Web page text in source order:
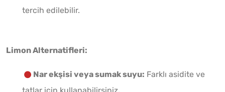
tercih edilebilir.
Limon Alternatifleri:
Nar ekşisi veya sumak suyu: Farklı asidite ve